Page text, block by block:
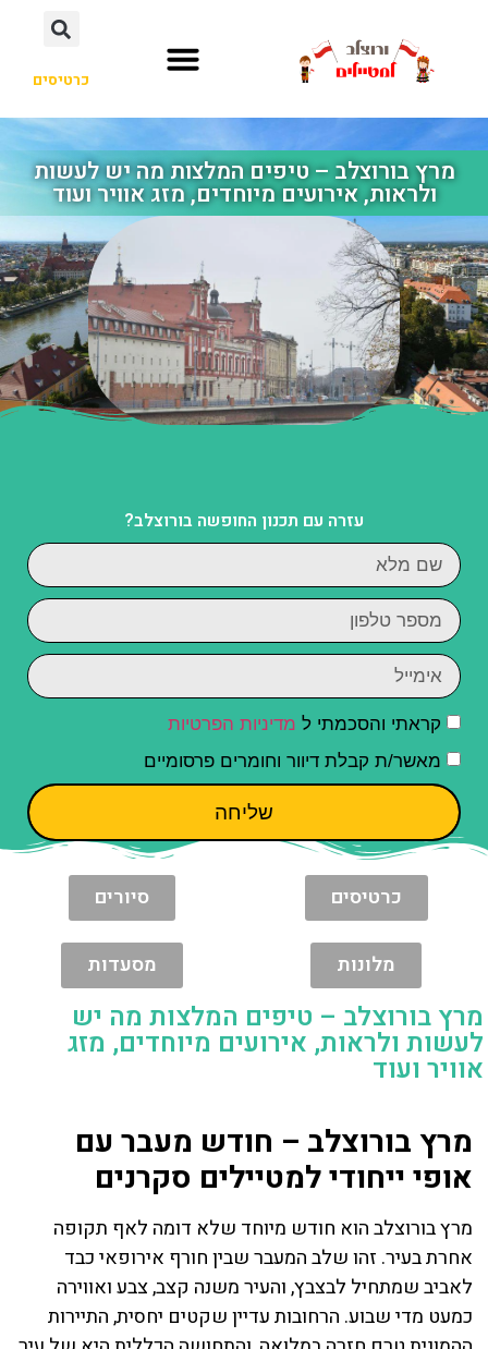
כרטיסים
מרץ בורוצלב – טיפים המלצות מה יש לעשות
ולראות, אירועים מיוחדים, מזג אוויר ועוד
עזרה עם תכנון החופשה בורוצלב?
קראתי והסכמתי ל מדיניות הפרטיות
מאשר/ת קבלת דיוור וחומרים פרסומיים
שליחה
כרטיסים סיורים
מלונות מסעדות
מרץ בורוצלב – טיפים המלצות מה יש
לעשות ולראות, אירועים מיוחדים, מזג
אוויר ועוד
מרץ בורוצלב – חודש מעבר עם
אופי ייחודי למטיילים סקרנים
מרץ בורוצלב הוא חודש מיוחד שלא דומה לאף תקופה
אחרת בעיר. זהו שלב המעבר שבין חורף אירופאי כבד
לאביב שמתחיל לבצבץ, והעיר משנה קצב, צבע ואווירה
כמעט מדי שבוע. הרחובות עדיין שקטים יחסית, התיירות